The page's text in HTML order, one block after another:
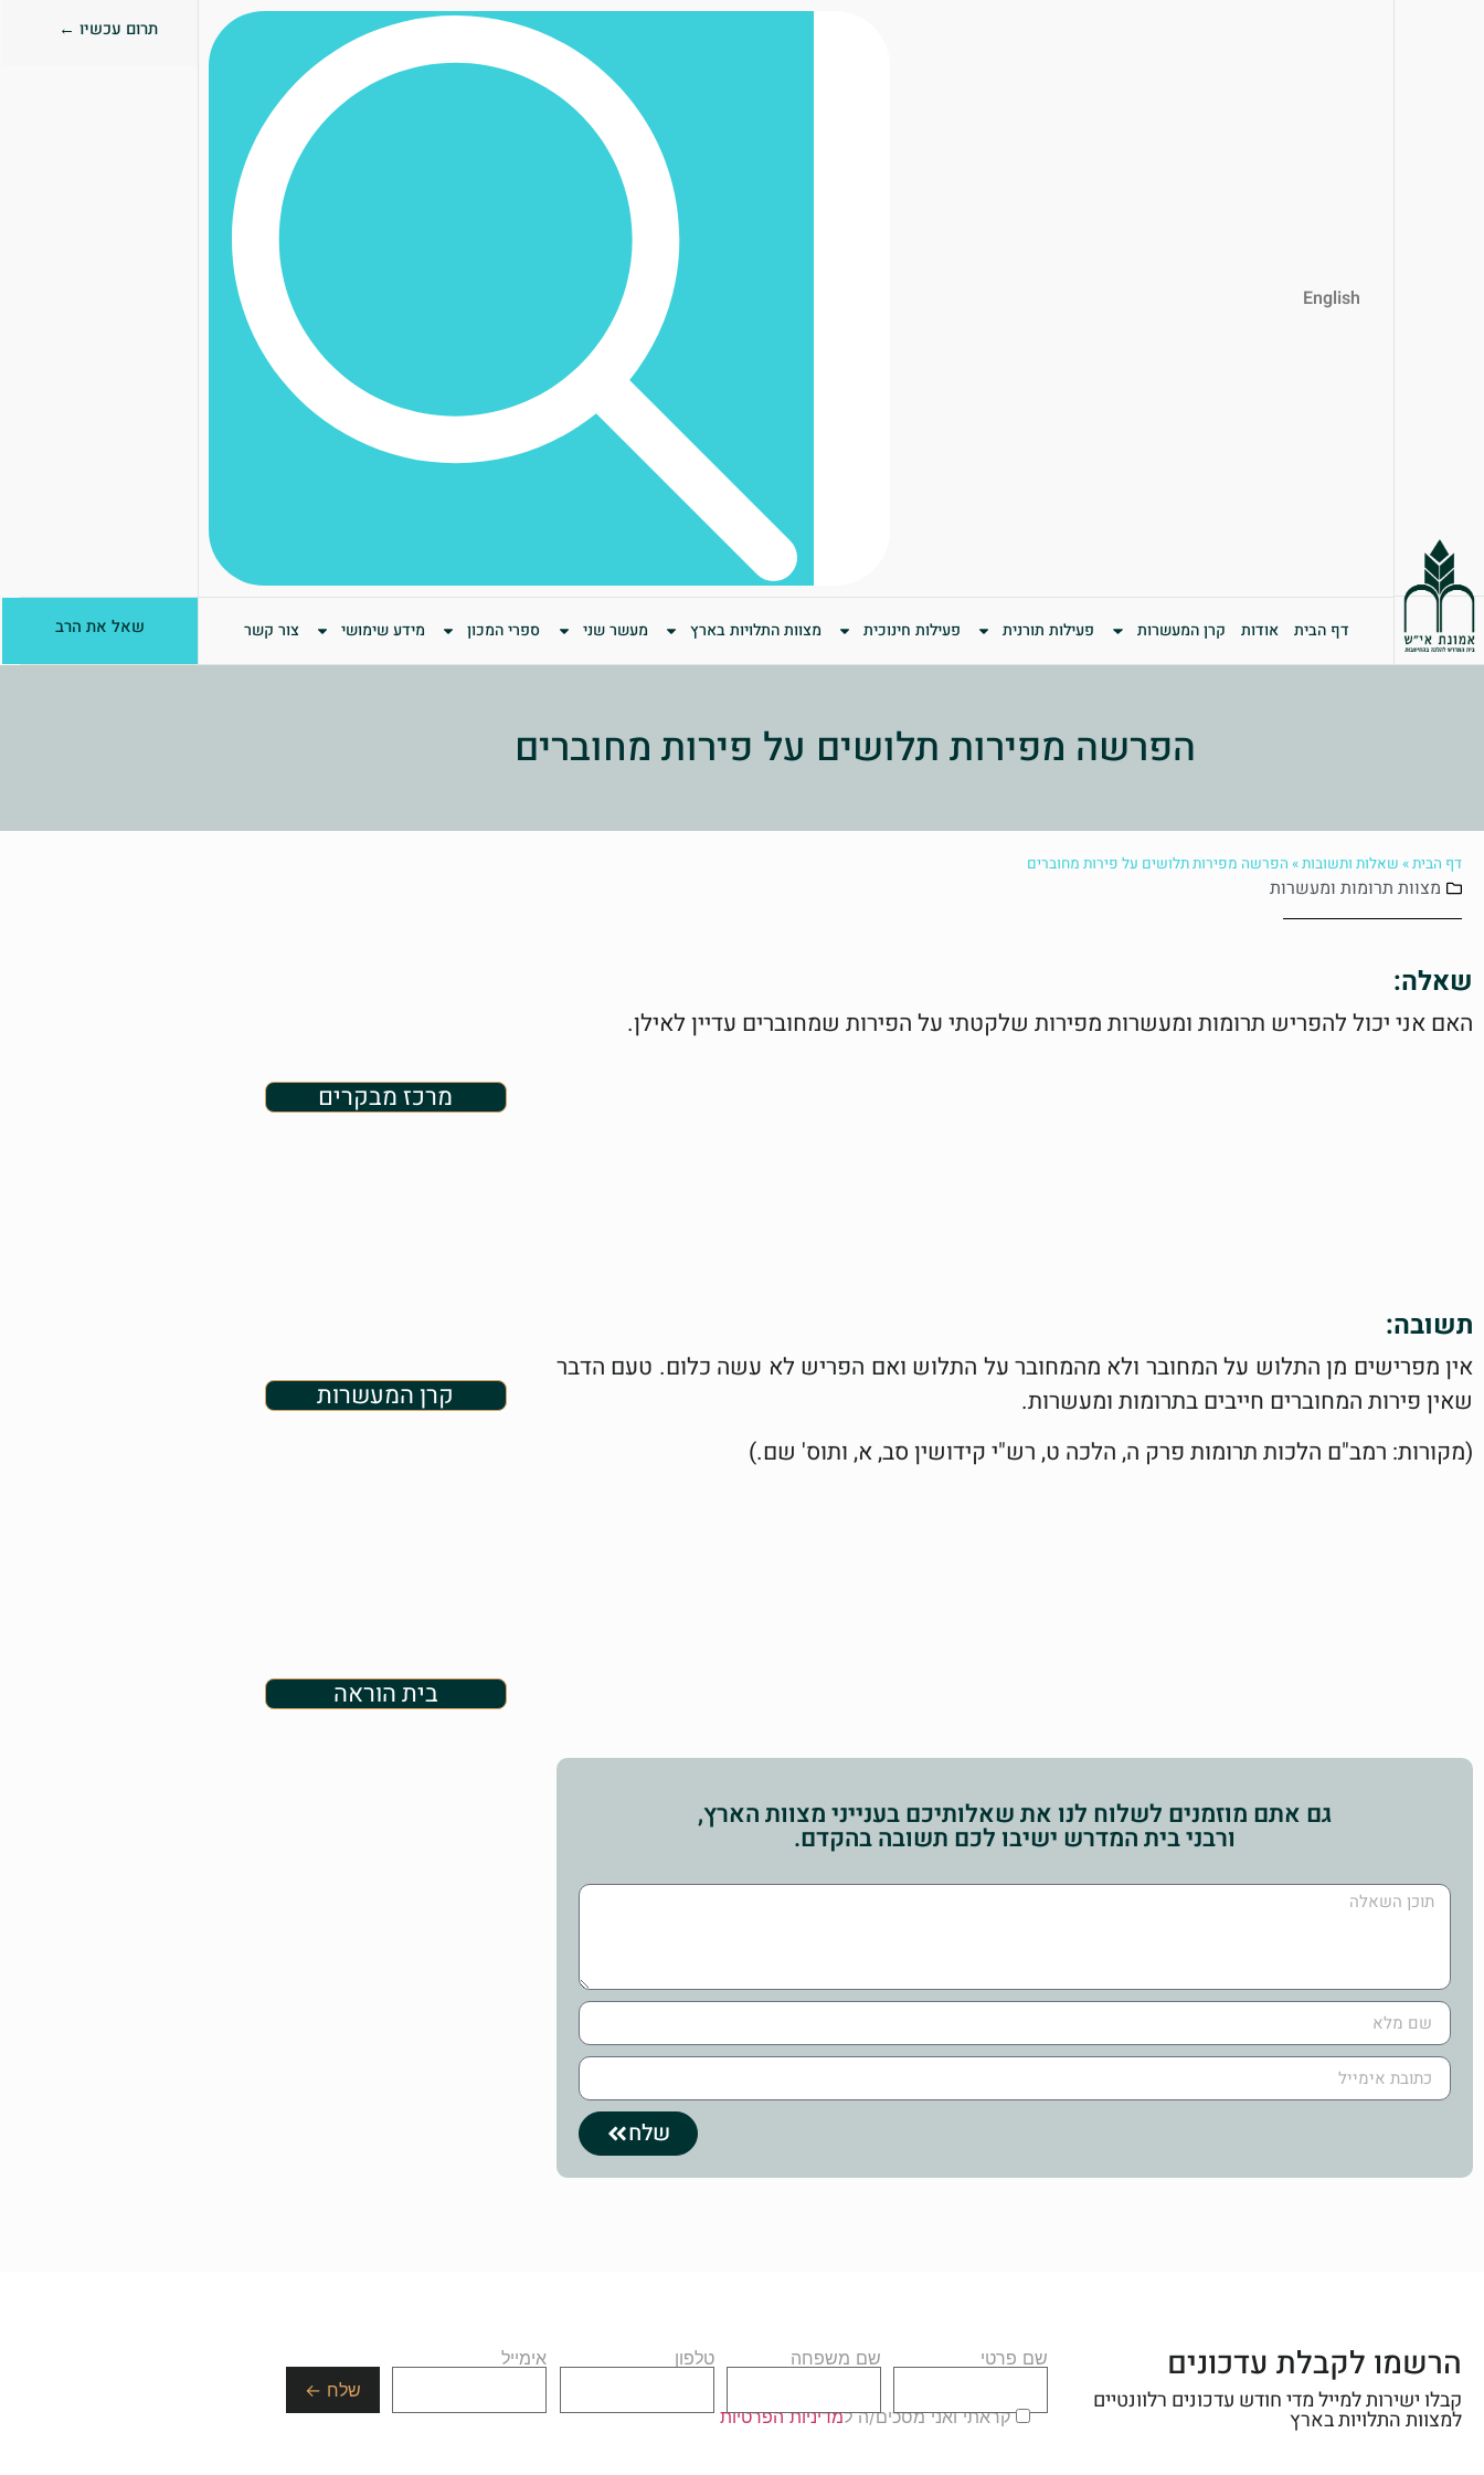
English
תרום עכשיו ←
דף הבית אודות קרן המעשרות פעילות תורנית פעילות חינוכית מצוות התלויות בארץ מעשר שני ספרי המכון מידע שימושי צור קשר שאל את הרב
הפרשה מפירות תלושים על פירות מחוברים
דף הבית» שאלות ותשובות» הפרשה מפירות תלושים על פירות מחוברים
מצוות תרומות ומעשרות
שאלה:
האם אני יכול להפריש תרומות ומעשרות מפירות שלקטתי על הפירות שמחוברים עדיין לאילן.
תשובה:
אין מפרישים מן התלוש על המחובר ולא מהמחובר על התלוש ואם הפריש לא עשה כלום. טעם הדבר
שאין פירות המחוברים חייבים בתרומות ומעשרות.
(מקורות: רמב"ם הלכות תרומות פרק ה, הלכה ט, רש"י קידושין סב, א, ותוס' שם.)
גם אתם מוזמנים לשלוח לנו את שאלותיכם בענייני מצוות הארץ,
ורבני בית המדרש ישיבו לכם תשובה בהקדם.
שלח
מרכז מבקרים
קרן המעשרות
בית הוראה
הרשמו לקבלת עדכונים
קבלו ישירות למייל מדי חודש עדכונים רלוונטיים
למצוות התלויות בארץ
שם פרטי שם משפחה טלפון אימייל
קראתי ואני מסכים/ה למדיניות הפרטיות